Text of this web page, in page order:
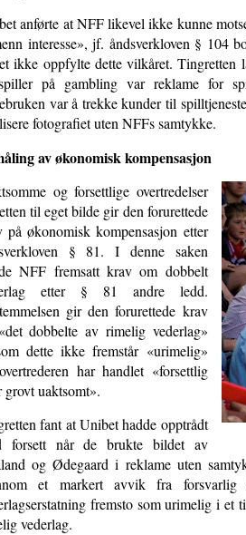
anførte at NFF likevel ikke kunne
interesse», jf. åndsverkloven § 104
ikke oppfylte dette vilkåret. Tingretten
på gambling var reklame for
var å trekke kunder til
fotografiet uten NFFs samtykke.
av økonomisk kompensasjon
og forsettlige overtredelser
til eget bilde gir den forurettede
på økonomisk kompensasjon etter
§ 81. I denne saken
NFF fremsatt krav om dobbelt
etter § 81 andre ledd.
gir den forurettede krav
dobbelte av rimelig vederlag»
dette ikke fremstår «urimelig»
har handlet «forsettlig
grovt uaktsomt».
fant at Unibet hadde opptrådt
forsett når de brukte bildet av
og Ødegaard i reklame uten
et markert avvik fra
fremsto som urimelig i et
vederlag.